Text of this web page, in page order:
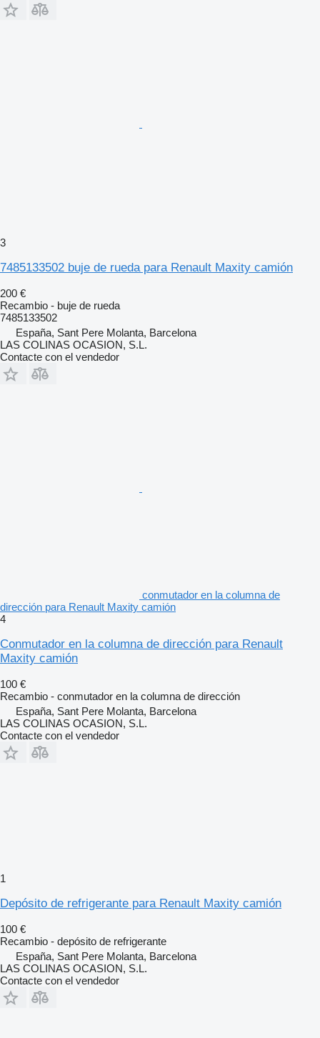
3
7485133502 buje de rueda para Renault Maxity camión
200 €
Recambio - buje de rueda
7485133502
España, Sant Pere Molanta, Barcelona
LAS COLINAS OCASION, S.L.
Contacte con el vendedor
conmutador en la columna de
dirección para Renault Maxity camión
4
Conmutador en la columna de dirección para Renault
Maxity camión
100 €
Recambio - conmutador en la columna de dirección
España, Sant Pere Molanta, Barcelona
LAS COLINAS OCASION, S.L.
Contacte con el vendedor
1
Depósito de refrigerante para Renault Maxity camión
100 €
Recambio - depósito de refrigerante
España, Sant Pere Molanta, Barcelona
LAS COLINAS OCASION, S.L.
Contacte con el vendedor